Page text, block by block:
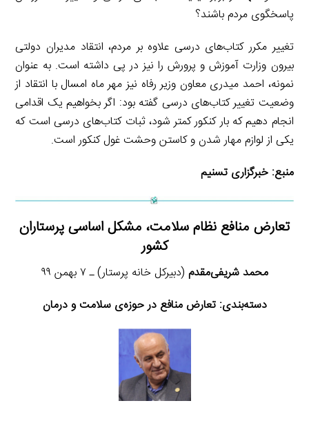
پاسخگوی مردم باشند؟
تغییر مکرر کتاب‌های درسی علاوه بر مردم، انتقاد مدیران دولتی
بیرون وزارت آموزش و پرورش را نیز در پی داشته است. به عنوان
نمونه، احمد میدری معاون وزیر رفاه نیز مهر ماه امسال با انتقاد از
وضعیت تغییر کتاب‌های درسی گفته بود:‌ اگر بخواهیم یک اقدامی
انجام دهیم که بار کنکور کمتر شود، ثبات کتاب‌های درسی است که
یکی از لوازم مهار شدن و کاستن وحشت غول کنکور است.
منبع: خبرگزاری تسنیم
تعارض منافع نظام سلامت، مشکل اساسی پرستاران
کشور
محمد شریفی‌مقدم (دبیرکل خانه پرستار) ـ ۷ بهمن ۹۹
دسته‌بندی: تعارض منافع در حوزه‌ی سلامت و درمان